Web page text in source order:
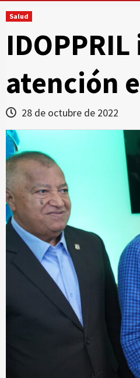
Salud
atención
28 de octubre de 2022